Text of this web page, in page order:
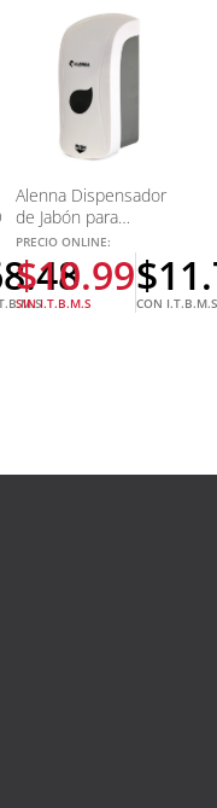
Alenna Dispensador
de Jabón para
cartuchos
Desechables – 800 ml
PRECIO ONLINE:
$10.99
SIN I.T.B.M.S
$
CON I.T.B.M.S